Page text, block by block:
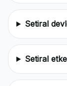
Setiral
Setiral